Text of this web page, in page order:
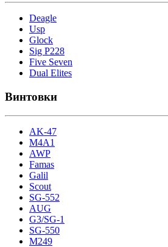
Deagle
Usp
Glock
Sig P228
Five Seven
Dual Elites
Винтовки
AK-47
M4A1
AWP
Famas
Galil
Scout
SG-552
AUG
G3/SG-1
SG-550
M249